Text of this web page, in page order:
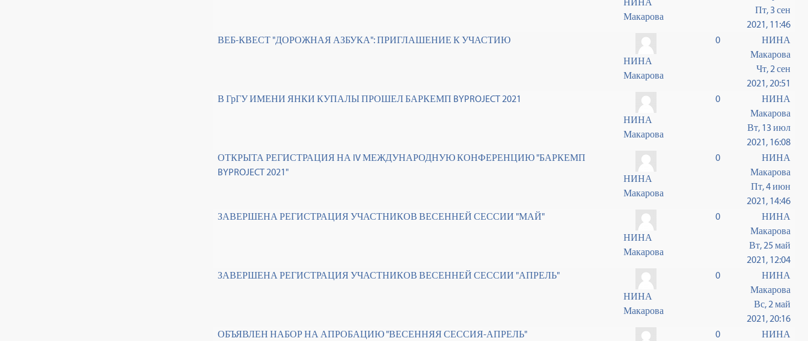
Макарова
Пт, 3 сен
2021, 11:46
ВЕБ-КВЕСТ "ДОРОЖНАЯ АЗБУКА": ПРИГЛАШЕНИЕ К УЧАСТИЮ
НИНА
Макарова
0
НИНА
Макарова
Чт, 2 сен
2021, 20:51
В ГрГУ ИМЕНИ ЯНКИ КУПАЛЫ ПРОШЕЛ БАРКЕМП BYPROJECT 2021
НИНА
Макарова
0
НИНА
Макарова
Вт, 13 июл
2021, 16:08
ОТКРЫТА РЕГИСТРАЦИЯ НА IV МЕЖДУНАРОДНУЮ КОНФЕРЕНЦИЮ "БАРКЕМП
BYPROJECT 2021"
НИНА
Макарова
0
НИНА
Макарова
Пт, 4 июн
2021, 14:46
ЗАВЕРШЕНА РЕГИСТРАЦИЯ УЧАСТНИКОВ ВЕСЕННЕЙ СЕССИИ "МАЙ"
НИНА
Макарова
0
НИНА
Макарова
Вт, 25 май
2021, 12:04
ЗАВЕРШЕНА РЕГИСТРАЦИЯ УЧАСТНИКОВ ВЕСЕННЕЙ СЕССИИ "АПРЕЛЬ"
НИНА
Макарова
0
НИНА
Макарова
Вс, 2 май
2021, 20:16
ОБЪЯВЛЕН НАБОР НА АПРОБАЦИЮ "ВЕСЕННЯЯ СЕССИЯ-АПРЕЛЬ"
0
НИНА